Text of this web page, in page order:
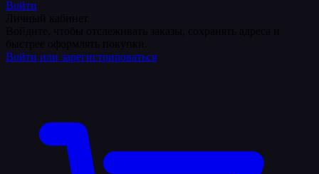
Войти
Войти или зарегистрироваться